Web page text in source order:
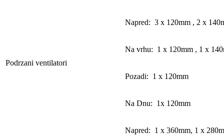
Podrzani ventilatori
Napred: 3 x 120mm , 2 x
Na vrhu: 1 x 120mm , 1 x
Pozadi: 1 x 120mm
Na Dnu: 1x 120mm
Napred: 1 x 360mm, 1 x